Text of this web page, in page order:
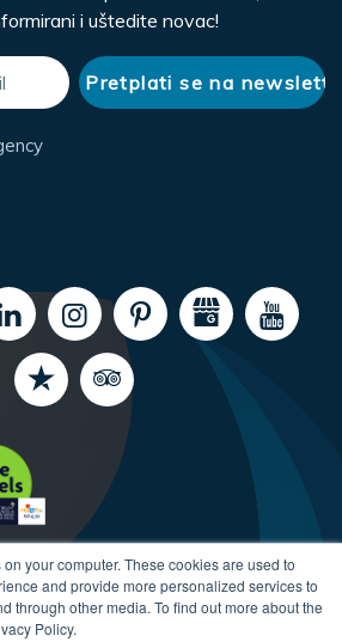
your computer. These cookies are used to
and provide more personalized services to
through other media. To find out more about the
Policy.
i uštedite novac!